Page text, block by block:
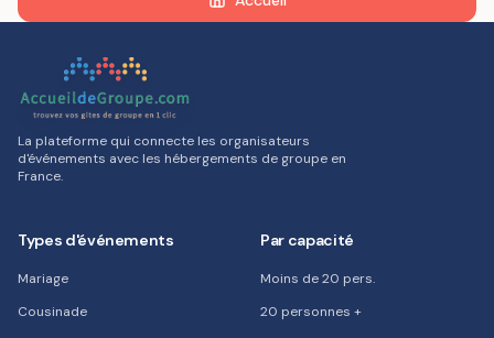
La plateforme qui connecte les organisateurs
d'événements avec les hébergements de groupe en
France.
Types d'événements
Mariage
Cousinade
Par capacité
Moins de 20 pers.
20 personnes +